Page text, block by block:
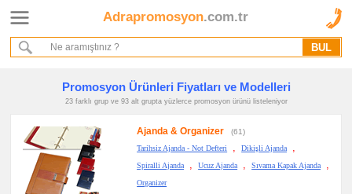
Adrapromosyon.com.tr
Promosyon Ürünleri Fiyatları ve Modelleri
23 farklı grup ve 93 alt grupta yüzlerce promosyon ürünü listeleniyor
Ajanda & Organizer
(61)
Tarihsiz Ajanda - Not Defteri
, Dikişli Ajanda ,
Spiralli Ajanda , Ucuz Ajanda , Sıvama Kapak Ajanda ,
Organizer
Ana Sayfa
Hakkımızda
Kurumsal Hizmet Akışımız
Promosyon
Ürünleri
promosyon
Ajanda